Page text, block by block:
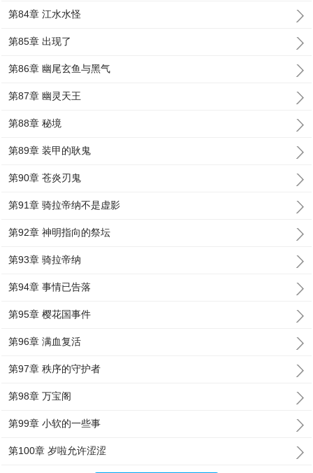
第84章 江水水怪
第85章 出现了
第86章 幽尾玄鱼与黑气
第87章 幽灵天王
第88章 秘境
第89章 装甲的耿鬼
第90章 苍炎刃鬼
第91章 骑拉帝纳不是虚影
第92章 神明指向的祭坛
第93章 骑拉帝纳
第94章 事情已告落
第95章 樱花国事件
第96章 满血复活
第97章 秩序的守护者
第98章 万宝阁
第99章 小软的一些事
第100章 岁啦允许涩涩